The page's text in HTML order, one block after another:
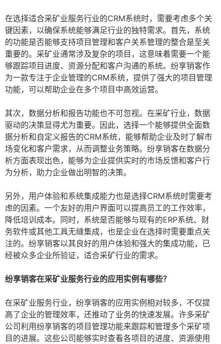
在选择适合采矿业服务行业的CRM系统时，需要考虑多个关
键因素，以确保系统能够满足行业的独特需求。首先，系统
的功能是否能够支持项目管理和客户关系管理的整合是至关
重要的。采矿业通常涉及复杂的项目，这意味着需要一个能
够跟踪项目进度、资源分配和客户沟通的系统。纷享销客作
为一款专注于企业管理的CRM系统，提供了强大的项目管理
功能，可以帮助企业在多个项目中高效运营。
其次，数据分析和报告功能也不可忽视。在采矿行业，数据
驱动的决策显得尤为重要。因此，选择一个能够提供全面数
据分析和自定义报告的CRM系统，能够帮助企业及时了解市
场变化和客户需求，从而调整业务策略。纷享销客在数据分
析方面表现出色，能够为企业提供实时的市场反馈和客户行
为分析，助力企业做出明智的决策。
另外，用户体验和系统集成能力也是选择CRM系统时需要考
虑的因素。一个友好的用户界面可以提高员工的工作效率，
降低培训成本。同时，系统是否能够与现有的ERP系统、财
务软件或其他工具无缝集成，也是企业在选择时需要重点关
注的。纷享销客以其良好的用户体验和强大的集成功能，已
经被众多企业所验证，适合采矿行业的需求。
纷享销客在采矿业服务行业的应用实例有哪些？
在采矿业服务行业，纷享销客的应用实例相对较多，不仅提
高了企业的管理效率，还推动了业务的快速发展。许多采矿
公司利用纷享销客的项目管理功能来跟踪和管理多个采矿项
目的进展。这些公司能够实时查看各项目的进度、资源使用